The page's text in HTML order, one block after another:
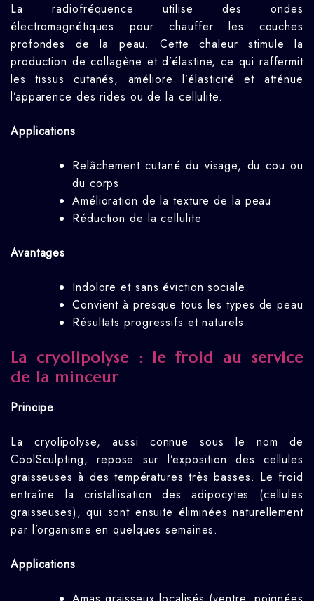
La radiofréquence utilise des ondes
électromagnétiques pour chauffer les couches
profondes de la peau. Cette chaleur stimule la
production de collagène et d’élastine, ce qui raffermit
les tissus cutanés, améliore l’élasticité et atténue
l’apparence des rides ou de la cellulite.
Applications
Relâchement cutané du visage, du cou ou
du corps
Amélioration de la texture de la peau
Réduction de la cellulite
Avantages
Indolore et sans éviction sociale
Convient à presque tous les types de peau
Résultats progressifs et naturels
La cryolipolyse : le froid au service
de la minceur
Principe
La cryolipolyse, aussi connue sous le nom de
CoolSculpting, repose sur l’exposition des cellules
graisseuses à des températures très basses. Le froid
entraîne la cristallisation des adipocytes (cellules
graisseuses), qui sont ensuite éliminées naturellement
par l’organisme en quelques semaines.
Applications